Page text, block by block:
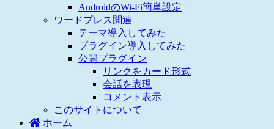
AndroidのWi-Fi簡単設定
ワードプレス関連
テーマ導入してみた
プラグイン導入してみた
公開プラグイン
リンクをカード形式
会話を表現
コメント表示
このサイトについて
ホーム